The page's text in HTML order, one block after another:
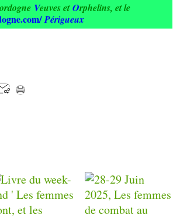
ordogne Veuves etOrphelins, et le
Périgueux